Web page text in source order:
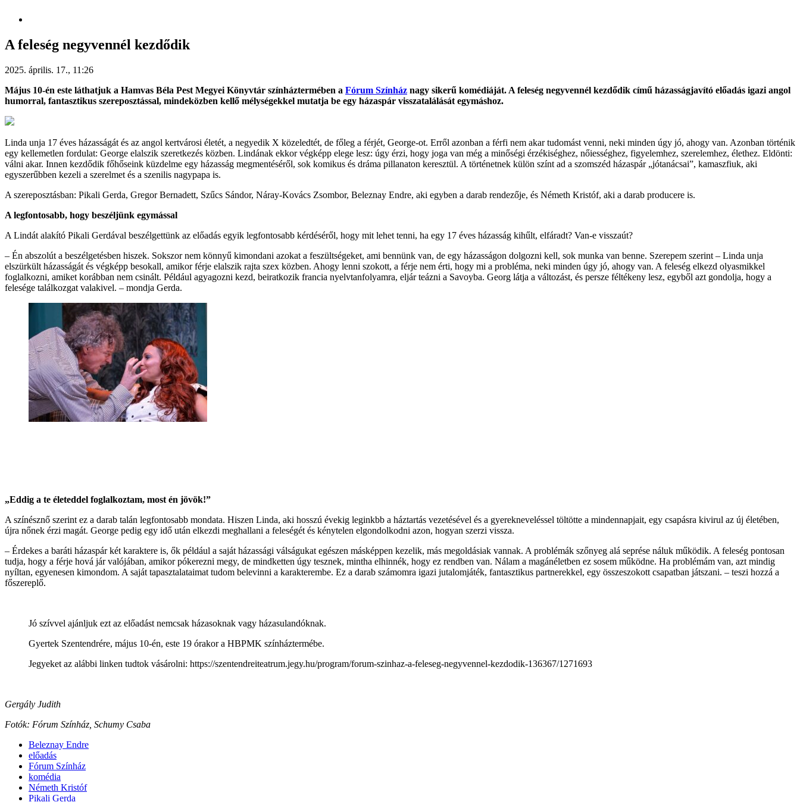
A feleség negyvennél kezdődik
2025. április. 17., 11:26
Május 10-én este láthatjuk a Hamvas Béla Pest Megyei Könyvtár színháztermében a Fórum Színház nagy sikerű komédiáját. A feleség negyvennél kezdődik című házasságjavító előadás igazi angol
humorral, fantasztikus szereposztással, mindeközben kellő mélységekkel mutatja be egy házaspár visszatalálását egymáshoz.
Linda unja 17 éves házasságát és az angol kertvárosi életét, a negyedik X közeledtét, de főleg a férjét, George-ot. Erről azonban a férfi nem akar tudomást venni, neki minden úgy jó, ahogy van. Azonban történik
egy kellemetlen fordulat: George elalszik szeretkezés közben. Lindának ekkor végképp elege lesz: úgy érzi, hogy joga van még a minőségi érzékiséghez, nőiességhez, figyelemhez, szerelemhez, élethez. Eldönti:
válni akar. Innen kezdődik főhőseink küzdelme egy házasság megmentéséről, sok komikus és dráma pillanaton keresztül. A történetnek külön színt ad a szomszéd házaspár „jótanácsai”, kamaszfiuk, aki
egyszerűbben kezeli a szerelmet és a szenilis nagypapa is.
A szereposztásban: Pikali Gerda, Gregor Bernadett, Szűcs Sándor, Náray-Kovács Zsombor, Beleznay Endre, aki egyben a darab rendezője, és Németh Kristóf, aki a darab producere is.
A legfontosabb, hogy beszéljünk egymással
A Lindát alakító Pikali Gerdával beszélgettünk az előadás egyik legfontosabb kérdéséről, hogy mit lehet tenni, ha egy 17 éves házasság kihűlt, elfáradt? Van-e visszaút?
– Én abszolút a beszélgetésben hiszek. Sokszor nem könnyű kimondani azokat a feszültségeket, ami bennünk van, de egy házasságon dolgozni kell, sok munka van benne. Szerepem szerint – Linda unja
elszürkült házasságát és végképp besokall, amikor férje elalszik rajta szex közben. Ahogy lenni szokott, a férje nem érti, hogy mi a probléma, neki minden úgy jó, ahogy van. A feleség elkezd olyasmikkel
foglalkozni, amiket korábban nem csinált. Például agyagozni kezd, beiratkozik francia nyelvtanfolyamra, eljár teázni a Savoyba. Georg látja a változást, és persze féltékeny lesz, egyből azt gondolja, hogy a
felesége találkozgat valakivel. – mondja Gerda.
„Eddig a te életeddel foglalkoztam, most én jövök!”
A színésznő szerint ez a darab talán legfontosabb mondata. Hiszen Linda, aki hosszú évekig leginkbb a háztartás vezetésével és a gyerekneveléssel töltötte a mindennapjait, egy csapásra kivirul az új életében,
újra nőnek érzi magát. George pedig egy idő után elkezdi meghallani a feleségét és kénytelen elgondolkodni azon, hogyan szerzi vissza.
– Érdekes a baráti házaspár két karaktere is, ők például a saját házassági válságukat egészen másképpen kezelik, más megoldásiak vannak. A problémák szőnyeg alá seprése náluk működik. A feleség pontosan
tudja, hogy a férje hová jár valójában, amikor pókerezni megy, de mindketten úgy tesznek, mintha elhinnék, hogy ez rendben van. Nálam a magánéletben ez sosem működne. Ha problémám van, azt mindig
nyíltan, egyenesen kimondom. A saját tapasztalataimat tudom belevinni a karakterembe. Ez a darab számomra igazi jutalomjáték, fantasztikus partnerekkel, egy összeszokott csapatban játszani. – teszi hozzá a
főszereplő.
Jó szívvel ajánljuk ezt az előadást nemcsak házasoknak vagy házasulandóknak.
Gyertek Szentendrére, május 10-én, este 19 órakor a HBPMK színháztermébe.
Jegyeket az alábbi linken tudtok vásárolni: https://szentendreiteatrum.jegy.hu/program/forum-szinhaz-a-feleseg-negyvennel-kezdodik-136367/1271693
Gergály Judith
Fotók: Fórum Színház, Schumy Csaba
Beleznay Endre
előadás
Fórum Színház
komédia
Németh Kristóf
Pikali Gerda